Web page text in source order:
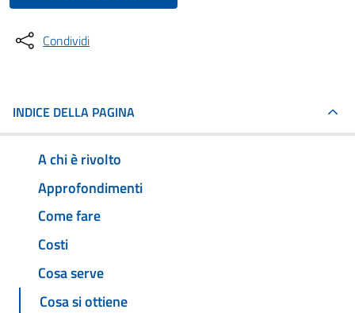
Condividi
INDICE DELLA PAGINA
A chi è rivolto
Approfondimenti
Come fare
Costi
Cosa serve
Cosa si ottiene